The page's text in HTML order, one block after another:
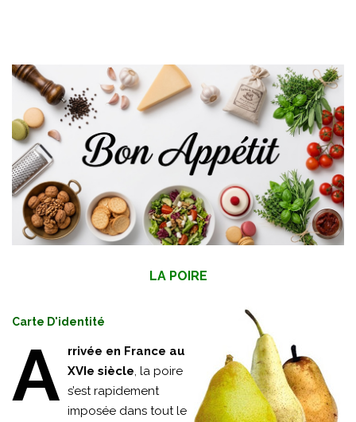
LA POIRE
Carte D'identité
A
rrivée en France au
XVIe siècle, la poire
s’est rapidement
imposée dans tout le